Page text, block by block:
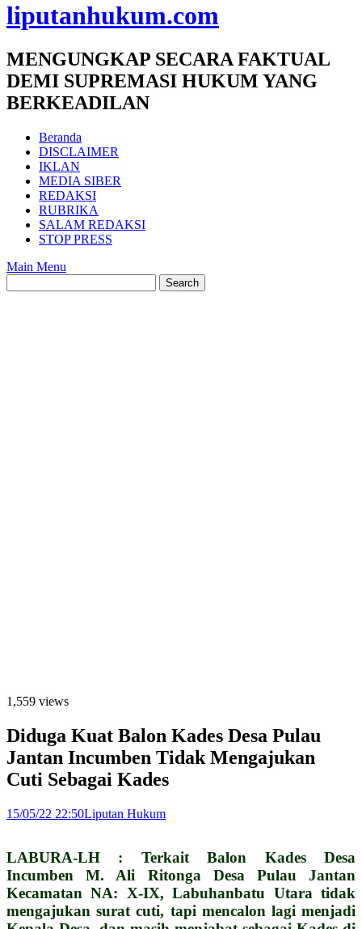
liputanhukum.com
MENGUNGKAP SECARA FAKTUAL
DEMI SUPREMASI HUKUM YANG
BERKEADILAN
Beranda
DISCLAIMER
IKLAN
MEDIA SIBER
REDAKSI
RUBRIKA
SALAM REDAKSI
STOP PRESS
Main Menu
1,559 views
Diduga Kuat Balon Kades Desa Pulau
Jantan Incumben Tidak Mengajukan
Cuti Sebagai Kades
15/05/22 22:50Liputan Hukum
LABURA-LH : Terkait Balon Kades Desa
Incumben M. Ali Ritonga Desa Pulau Jantan
Kecamatan NA: X-IX, Labuhanbatu Utara tidak
mengajukan surat cuti, tapi mencalon lagi menjadi